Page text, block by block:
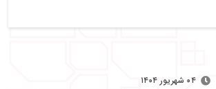
۰۴ شهریور ۱۴۰۴